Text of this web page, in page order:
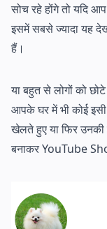
सोच रहे होंगे तो यदि
इसमें सबसे ज्यादा यह
हैं।
या बहुत से लोगों को
आपके घर में भी कोई
खेलते हुए या फिर उनकी
बनाकर YouTube